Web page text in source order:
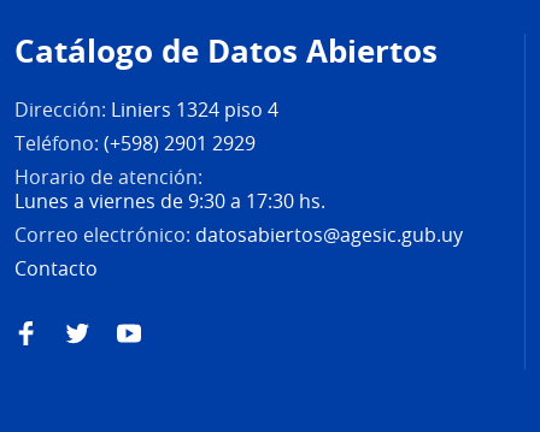
de
página
Catálogo de Datos Abiertos
Dirección: Liniers 1324 piso 4
Teléfono: (+598) 2901 2929
Horario de atención:
Lunes a viernes de 9:30 a 17:30 hs.
Correo electrónico: datosabiertos@agesic.gub.uy
Contacto
FacebookTwitterYouTube